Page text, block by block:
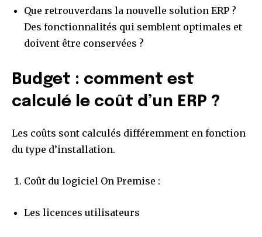
Que retrouverdans la nouvelle solution ERP ?
Des fonctionnalités qui semblent optimales et
doivent être conservées ?
Budget : comment est
calculé le coût d’un ERP ?
Les coûts sont calculés différemment en fonction
du type d’installation.
Coût du logiciel On Premise :
Les licences utilisateurs